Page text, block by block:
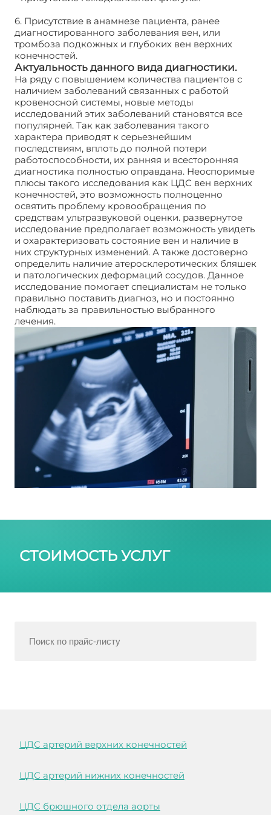
6. Присутствие в анамнезе пациента, ранее
диагностированного заболевания вен, или
тромбоза подкожных и глубоких вен верхних
конечностей.
Актуальность данного вида диагностики.
На ряду с повышением количества пациентов с
наличием заболеваний связанных с работой
кровеносной системы, новые методы
исследований этих заболеваний становятся все
популярней. Так как заболевания такого
характера приводят к серьезнейшим
последствиям, вплоть до полной потери
работоспособности, их ранняя и всесторонняя
диагностика полностью оправдана. Неоспоримые
плюсы такого исследования как ЦДС вен верхних
конечностей, это возможность полноценно
освятить проблему кровообращения по
средствам ультразвуковой оценки. развернутое
исследование предполагает возможность увидеть
и охарактеризовать состояние вен и наличие в
них структурных изменений. А также достоверно
определить наличие атеросклеротических бляшек
и патологических деформаций сосудов. Данное
исследование помогает специалистам не только
правильно поставить диагноз, но и постоянно
наблюдать за правильностью выбранного
лечения.
СТОИМОСТЬ УСЛУГ
ЦДС артерий верхних конечностей
ЦДС артерий нижних конечностей
ЦДС брюшного отдела аорты